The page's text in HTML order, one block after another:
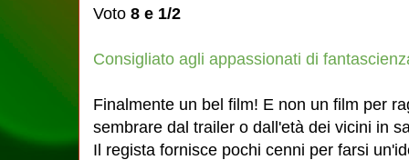
Voto 8 e 1/2
Consigliato agli appassionati di
Finalmente un bel film! E non un film per
sembrare dal trailer o dall'età dei vicini in
Il regista fornisce pochi cenni per farsi